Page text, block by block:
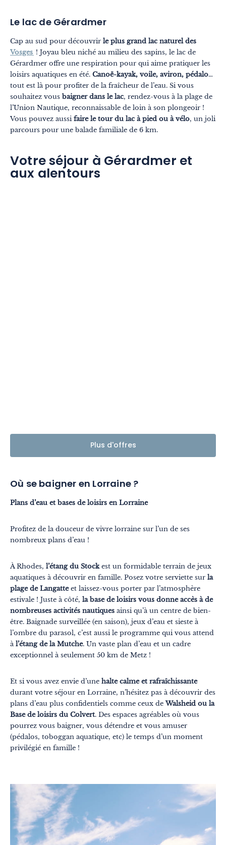
Le lac de Gérardmer
Cap au sud pour découvrir le plus grand lac naturel des
Vosges ! Joyau bleu niché au milieu des sapins, le lac de
Gérardmer offre une respiration pour qui aime pratiquer les
loisirs aquatiques en été. Canoë-kayak, voile, aviron, pédalo…
tout est là pour profiter de la fraîcheur de l’eau. Si vous
souhaitez vous baigner dans le lac, rendez-vous à la plage de
l’Union Nautique, reconnaissable de loin à son plongeoir !
Vous pouvez aussifaire le tour du lac à pied ou à vélo, un joli
parcours pour une balade familiale de 6 km.
Votre séjour à Gérardmer et
aux alentours
Plus d'offres
Où se baigner en Lorraine ?
Plans d’eau et bases de loisirs en Lorraine
Profitez de la douceur de vivre lorraine sur l’un de ses
nombreux plans d’eau !
À Rhodes, l’étang du Stockest un formidable terrain de jeux
aquatiques à découvrir en famille. Posez votre serviette sur la
plage de Langatteet laissez-vous porter par l’atmosphère
estivale ! Juste à côté, la base de loisirs vous donne accès à de
nombreuses activités nautiques ainsi qu’à un centre de bien-
être. Baignade surveillée (en saison), jeux d’eau et sieste à
l’ombre du parasol, c’est aussi le programme qui vous attend
à l’étang de la Mutche. Un vaste plan d’eau et un cadre
exceptionnel à seulement 50 km de Metz !
Et si vous avez envie d’une halte calme et rafraîchissante
durant votre séjour en Lorraine, n’hésitez pas à découvrir des
plans d’eau plus confidentiels comme ceux deWalsheid ou la
Base de loisirs du Colvert. Des espaces agréables où vous
pourrez vous baigner, vous détendre et vous amuser
(pédalos, toboggan aquatique, etc) le temps d’un moment
privilégié en famille !